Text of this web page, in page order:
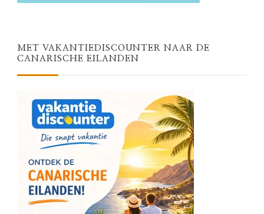
MET VAKANTIEDISCOUNTER NAAR DE
CANARISCHE EILANDEN